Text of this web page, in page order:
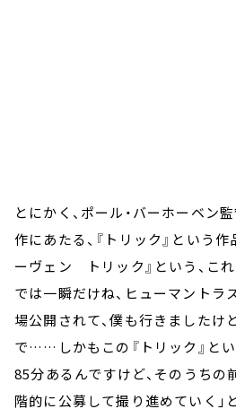
とにかく、ポール・バーホーベン
作にあたる、『トリック』という作
ーヴェン トリック』という、こ
では一瞬だけね、ヒューマントラ
場公開されて、僕も行きましたけ
で……しかもこの『トリック』と
85分あるんですけど、そのうちの
階的に公募して撮り進めていく」